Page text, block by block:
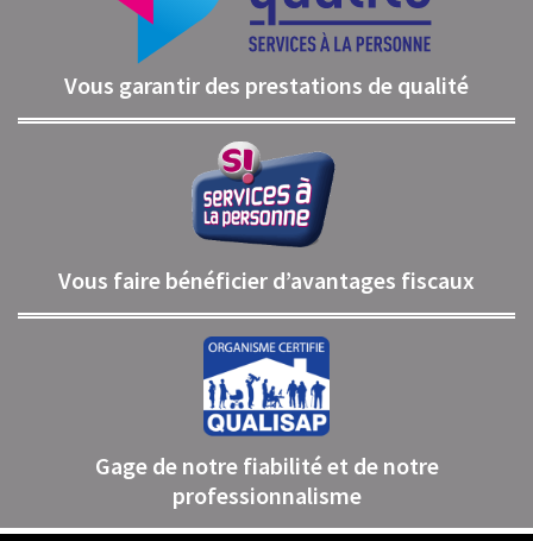
Vous garantir des prestations de qualité
Vous faire bénéficier d’avantages fiscaux
Gage de notre fiabilité et de notre
professionnalisme